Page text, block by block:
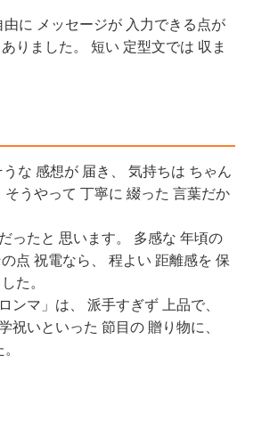
に メッセージが 入力できる点が
りました。 短い 定型文では 収ま
な 感想が 届き、 気持ちは ちゃん
うやって 丁寧に 綴った 言葉だか
ったと 思います。 多感な 年頃の
点 祝電なら、 程よい 距離感を 保
た。
マ」は、 派手すぎず 上品で、
いといった 節目の 贈り物に、